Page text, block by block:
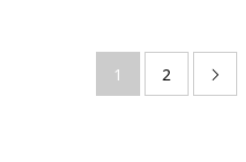
1 2 